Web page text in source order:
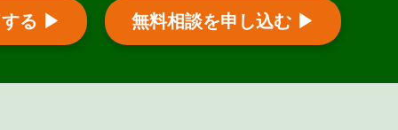
する ▶︎ 無料相談を申し込む ▶︎